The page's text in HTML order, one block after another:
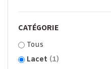
CATÉGORIE
Tous
Lacet (1)